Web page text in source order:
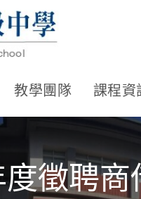
教學團隊 課程資
徵聘